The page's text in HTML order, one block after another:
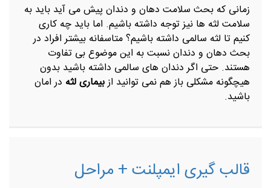
زمانی که بحث سلامت دهان و دندان پیش می آید باید به
سلامت لثه ها نیز توجه داشته باشیم. اما باید چه کاری
کنیم تا لثه سالمی داشته باشیم؟ متاسفانه بیشتر افراد در
بحث دهان و دندان نسبت به این موضوع بی تفاوت
هستند. حتی اگر دندان های سالمی داشته باشید بدون
هیچگونه مشکلی باز هم نمی توانید ازبیماری لثه در امان
باشید.
قالب گیری ایمپلنت + مراحل